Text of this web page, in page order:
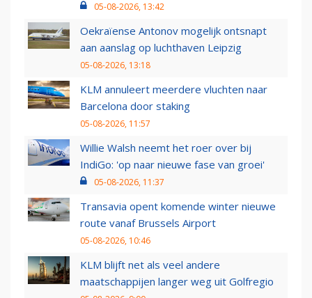
05-08-2026, 13:42
Oekraïense Antonov mogelijk ontsnapt
aan aanslag op luchthaven Leipzig
05-08-2026, 13:18
KLM annuleert meerdere vluchten naar
Barcelona door staking
05-08-2026, 11:57
Willie Walsh neemt het roer over bij
IndiGo: 'op naar nieuwe fase van groei'
05-08-2026, 11:37
Transavia opent komende winter nieuwe
route vanaf Brussels Airport
05-08-2026, 10:46
KLM blijft net als veel andere
maatschappijen langer weg uit Golfregio